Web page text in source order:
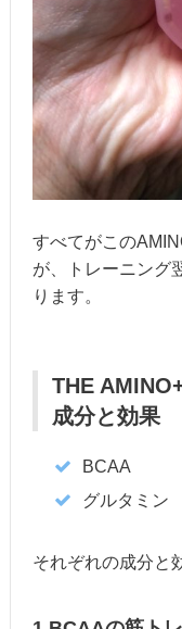
すべてがこの
が、トレーニング
ります。
THE
成分と効果
BCAA
グルタミン
それぞれの成分と